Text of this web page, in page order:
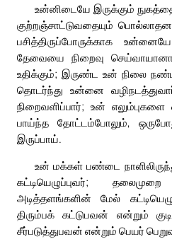
உன்னிடையே இருக்கும் நுகத்தை
குற்றஞ்சாட்டுவதையும் பொல்லாதன
பசித்திருப்போருக்காக
தேவையை நிறைவு
உதிக்கும்; இருண்ட உன் நிலை
தொடர்ந்து உன்னை
நிறைவளிப்பார்; உன் எலும்புகளை
பாய்ந்த தோட்டம்போலும்,
இருப்பாய்.
உன் மக்கள் பண்டை
கட்டியெழுப்புவர்;
அடித்தளங்களின் மேல்
திரும்பக் கட்டுபவன் என்றும்
சீர்படுத்துபவன் என்றும் பெயர்